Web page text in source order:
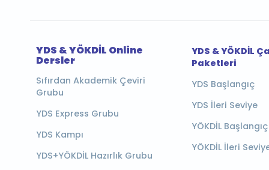
YDS & YÖKDİL Online
Dersler
Sıfırdan Akademik Çeviri
Grubu
YDS Express Grubu
YDS Kampı
YDS+YÖKDİL Hazırlık Grubu
YDS & YÖKDİL
Paketleri
YDS Başlangıç
YDS İleri Seviye
YÖKDİL Başlangıç
YÖKDİL İleri